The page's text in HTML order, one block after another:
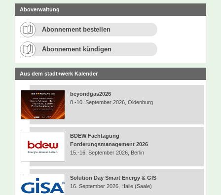
Aboverwaltung
Abonnement bestellen
Abonnement kündigen
Aus dem stadt+werk Kalender
beyondgas2026
8.-10. September 2026, Oldenburg
BDEW Fachtagung
Forderungsmanagement 2026
15.-16. September 2026, Berlin
Solution Day Smart Energy & GIS
16. September 2026, Halle (Saale)